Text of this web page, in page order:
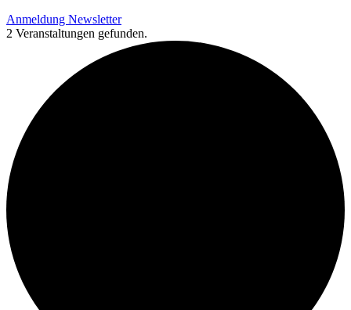
Anmeldung Newsletter
2 Veranstaltungen gefunden.